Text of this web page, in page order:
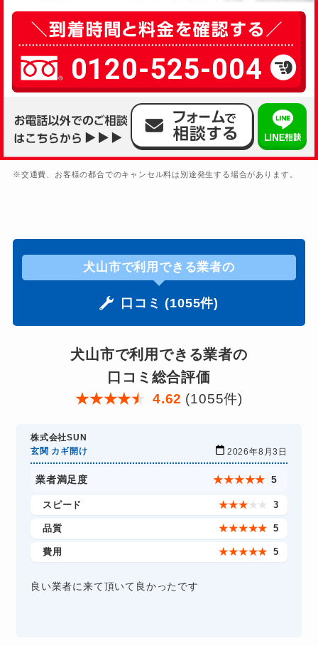
0120-525-004
※交通費、お客様の都合でのキャンセル料は別途発生する場合があります。
犬山市で利用できる業者の
口コミ (1055件)
犬山市で利用できる業者の
口コミ総合評価
★★★★★ 4.62 (1055件)
株式会社SUN
玄関 カギ開け
2026年8月3日
業者満足度 ★★★★★ 5
スピード ★★★ ★ ★ 3
品質 ★★★★★ 5
費用 ★★★★★ 5
良い業者に来て頂いて良かったです